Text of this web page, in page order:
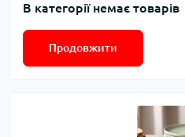
В категорії немає товарів
Продовжити